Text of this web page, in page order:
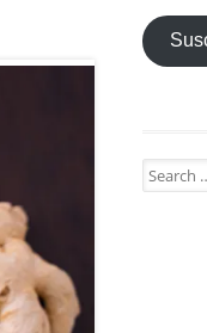
Search
for: